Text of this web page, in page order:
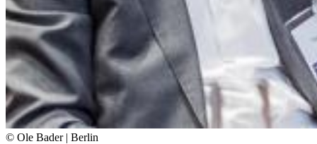
© Ole Bader | Berlin